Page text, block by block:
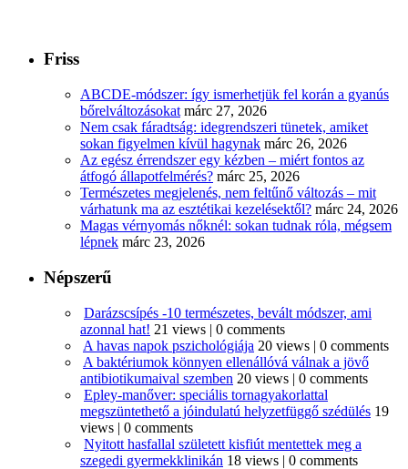
Friss
ABCDE‑módszer: így ismerhetjük fel korán a gyanús
bőrelváltozásokat márc 27, 2026
Nem csak fáradtság: idegrendszeri tünetek, amiket
sokan figyelmen kívül hagynak márc 26, 2026
Az egész érrendszer egy kézben – miért fontos az
átfogó állapotfelmérés? márc 25, 2026
Természetes megjelenés, nem feltűnő változás – mit
várhatunk ma az esztétikai kezelésektől? márc 24, 2026
Magas vérnyomás nőknél: sokan tudnak róla, mégsem
lépnek márc 23, 2026
Népszerű
Darázscsípés -10 természetes, bevált módszer, ami
azonnal hat! 21 views | 0 comments
A havas napok pszichológiája 20 views | 0 comments
A baktériumok könnyen ellenállóvá válnak a jövő
antibiotikumaival szemben 20 views | 0 comments
Epley-manőver: speciális tornagyakorlattal
megszüntethető a jóindulatú helyzetfüggő szédülés 19
views | 0 comments
Nyitott hasfallal született kisfiút mentettek meg a
szegedi gyermekklinikán 18 views | 0 comments